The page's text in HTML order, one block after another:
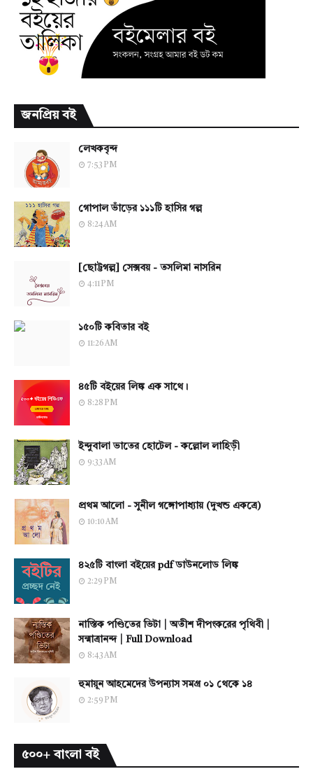
জনপ্রিয় বই
লেখকবৃন্দ
7:53 PM
গোপাল ভাঁড়ের ১১১টি হাসির গল্প
8:24 AM
[ছোট্টগল্প] সেক্সবয় - তসলিমা নাসরিন
4:11 PM
১৫০টি কবিতার বই
11:26 AM
৪৫টি বইয়ের লিঙ্ক এক সাথে।
8:28 PM
ইন্দুবালা ভাতের হোটেল - কল্লোল লাহিড়ী
9:33 AM
প্রথম আলো - সুনীল গঙ্গোপাধ্যায় (দুখন্ড একত্রে)
10:10 AM
৪২৫টি বাংলা বইয়ের pdf ডাউনলোড লিঙ্ক
2:29 PM
নাস্তিক পণ্ডিতের ভিটা | অতীশ দীপংকরের পৃথিবী |
সন্মাত্রানন্দ | Full Download
8:43 AM
হুমায়ূন আহমেদের উপন্যাস সমগ্র ০১ থেকে ১৪
2:59 PM
৫০০+ বাংলা বই